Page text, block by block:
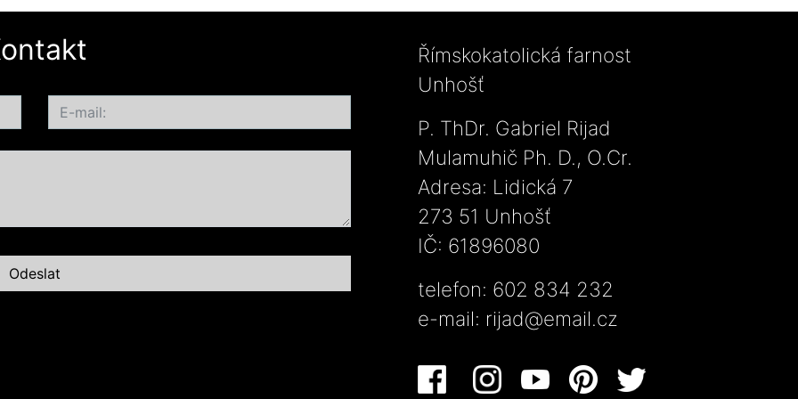
Římskokatolická farnost
Unhošť
P. ThDr. Gabriel Rijad
Mulamuhič Ph. D., O.Cr.
Adresa: Lidická 7
273 51 Unhošť
IČ: 61896080
telefon: 602 834 232
e-mail: rijad@email.cz